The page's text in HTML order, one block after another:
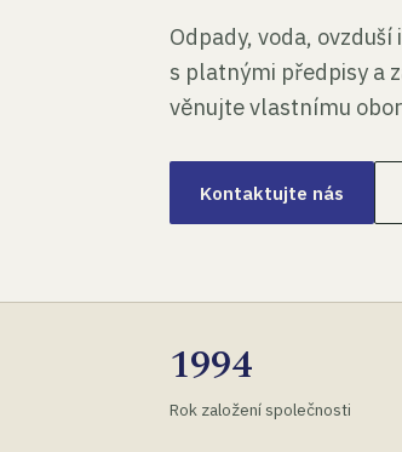
Odpady, voda,
s platnými předpisy a
věnujte vlastnímu
Kontaktujte nás
1994
Rok založení společnosti